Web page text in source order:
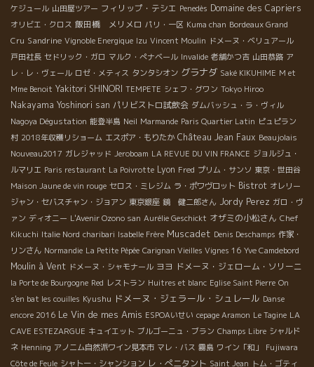
ケジュール 山田屋ツアー フィリップ・テシエ Penedès Domaine des Capriers
オリビエ・クロス 飯田橋 メリメロ パリ・一区 Kuma chan Bordeaux Grand
Cru Sandrine Vignoble Energique Izu Vincent Moulin ドメーヌ・ベリュアール
戸田社長 セドリック・ガロ マルク・ぺナベール Invalide 老舗かつ吉 山田恭路 ア
レ・レ・ヴェール ロゼ・メティス タンタシオン グラナダ Saké KIKUHIME M et
Mme Benoit Yakitori SHINORI TEMPETE シェフ・グワン Tokyo Hiroo
Nakayama Yoshinori san パリビストロ試飲会 ダムバッシュ・ラ・ヴィル
Nagoya Dégustation 能登半島 Neil Marmande Paris Quartier Latin ピュピラン
村 2018年収穫リショーム エスポア・もりたか Château Jean Faux Beaujolais
Nouveau2017 ガレジャッド Jeroboam LA REVUE DU VIN FRANCE ジョルジュ・
ルマリエ Paris restaurant La Poivrotte Lyon Fred プリム・サンソ 東京・世田谷
Maison Jaune de vin rouge セロス・ミレジム ラ・ポワヴロット Bistrot オレリー
ジャン・セバスチャン・ジョアン 東京銀座 鏡 健二郎さん Jordy Perez ガロ・ヴ
ァン ディオニー L'Avenir Ozono san Aurélie Geschickt オザミの小松さん Chef
Kikuchi Italie Nord charibari Isabelle Frère Muscadet Denis Deschamps 作家・
リンさん Normandie La Petite Pépée Carignan Vieilles Vignes 16 Yve Camdebord
Moulin à Vent ドメーヌ・シャモナール ヨヨ ドメーヌ・ジェローム・ソリーニ
la Porte de Bourgogne Red レストラン Huitres et blanc Eglise Saint Pierre On
s'en bat les couilles Kyushu ドメーヌ・ジェラール・シュレール Danse
encore 2016 Le Vin de mes Amis ESPOAいせい cepage Aramon Le Tagine LA
CAVE ESTEZARGUE キュイエット ブルゴーニュ・ブラン Champs Libre シャルド
ネ Henning アノニム自然派ワイン見本市 マレ・バス 霧島 ワイン「和」
Fujiwara
Côte de Feule シャトー・シャンション レ・ぺニタント Saint Jean トム・ゴティ